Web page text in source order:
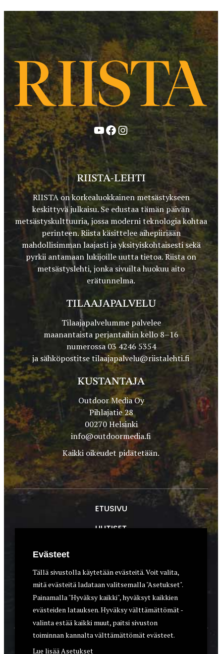
YouTube
Facebook
Instagram
RIISTA-LEHTI
RIISTA on korkealuokkainen metsästykseen
keskittyvä julkaisu. Se edustaa tämän päivän
metsästyskulttuuria, jossa moderni teknologia kohtaa
perinteen. Riista käsittelee aihepiiriään
mahdollisimman laajasti ja yksityiskohtaisesti sekä
pyrkii antamaan lukijoille uutta tietoa. Riista on
metsästyslehti, jonka sivuilta huokuu aito
erätunnelma.
TILAAJAPALVELU
Tilaajapalvelumme palvelee
maanantaista perjantaihin kello 8–16
numerossa 03 4246 5354
ja sähköpostitsetilaajapalvelu@riistalehti.fi
KUSTANTAJA
Outdoor Media Oy
Pihlajatie 28
00270 Helsinki
info@outdoormedia.fi
Kaikki oikeudet pidätetään.
ETUSIVU
UUTISET
ASEET & OPTIIKKA
VARUSTEET
KOIRAT
YHTEYSTIEDOT
Evästeet
Tällä sivustolla käytetään evästeitä. Voit valita,
mitä evästeitä ladataan valitsemalla "Asetukset".
Painamalla "Hyväksy kaikki", hyväksyt kaikkien
evästeiden latauksen. Hyväksy välttämättömät -
valinta estää kaikki muut, paitsi sivuston
toiminnan kannalta välttämättömät evästeet.
Lue lisääAsetukset